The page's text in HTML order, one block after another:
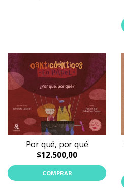
Por qué, por qué
$12.500,00
COMPRAR